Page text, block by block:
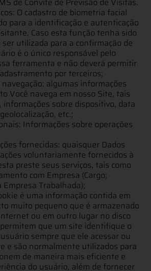
O cadastro de biometria facial
para a identificação e autenticação
Caso esta função tenha sido
utilizada para a confirmação de
é o único responsável pelo
ferramenta e não deverá permitir
por terceiros;
algumas informações
Você navega em nosso Site, tais
informações sobre dispositivo, data
etc.;
Informações sobre operações
fornecidas: quaisquer Dados
voluntariamente fornecidos à
preste seus serviços, tais como
com Empresa (Cargo;
Empresa Trabalhada);
é uma informação contida em
muito pequeno que é armazenado
ou em outro lugar no disco
que um site identifique o
sempre que ele acessar ou
e são normalmente utilizados para
de maneira mais eficiente e
do usuário, além de fornecer